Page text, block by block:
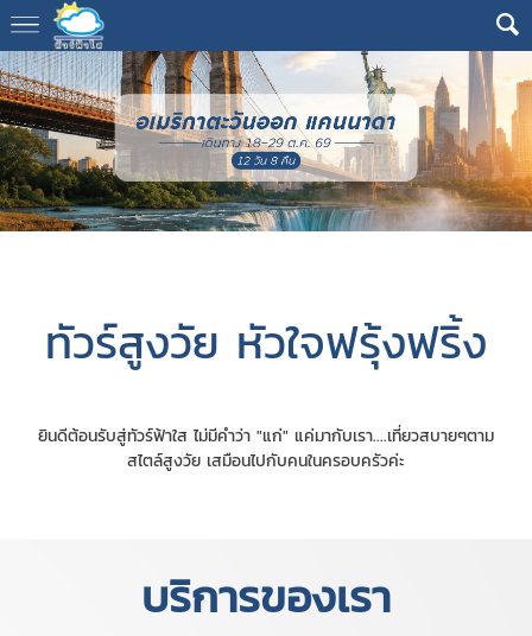
ทัวร์สูงวัย หัวใจฟรุ้งฟริ้ง
ยินดีต้อนรับสู่ทัวร์ฟ้าใส ไม่มีคำว่า "แก่" แค่มากับเรา....เที่ยวสบายๆตาม
สไตล์สูงวัย เสมือนไปกับคนในครอบครัวค่ะ
บริการของเรา